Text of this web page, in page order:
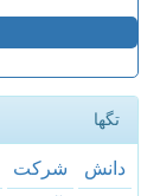
تگها
دانش شركت